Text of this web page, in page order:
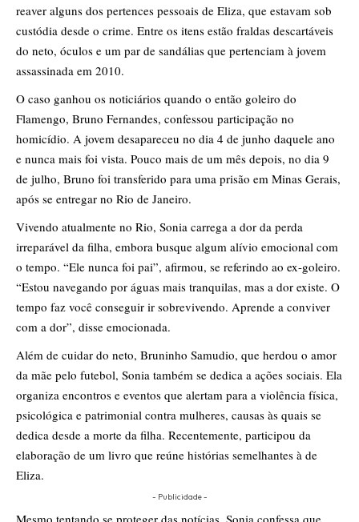
reaver alguns dos pertences pessoais de Eliza, que estavam sob
custódia desde o crime. Entre os itens estão fraldas descartáveis
do neto, óculos e um par de sandálias que pertenciam à jovem
assassinada em 2010.
O caso ganhou os noticiários quando o então goleiro do
Flamengo, Bruno Fernandes, confessou participação no
homicídio. A jovem desapareceu no dia 4 de junho daquele ano
e nunca mais foi vista. Pouco mais de um mês depois, no dia 9
de julho, Bruno foi transferido para uma prisão em Minas Gerais,
após se entregar no Rio de Janeiro.
Vivendo atualmente no Rio, Sonia carrega a dor da perda
irreparável da filha, embora busque algum alívio emocional com
o tempo. “Ele nunca foi pai”, afirmou, se referindo ao ex-goleiro.
“Estou navegando por águas mais tranquilas, mas a dor existe. O
tempo faz você conseguir ir sobrevivendo. Aprende a conviver
com a dor”, disse emocionada.
Além de cuidar do neto, Bruninho Samudio, que herdou o amor
da mãe pelo futebol, Sonia também se dedica a ações sociais. Ela
organiza encontros e eventos que alertam para a violência física,
psicológica e patrimonial contra mulheres, causas às quais se
dedica desde a morte da filha. Recentemente, participou da
elaboração de um livro que reúne histórias semelhantes à de
Eliza.
- Publicidade -